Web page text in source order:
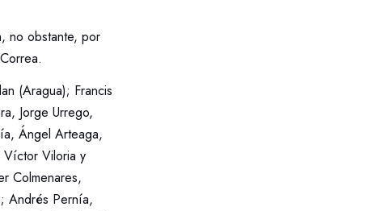
no obstante, por
(Aragua); Francis
Jorge Urrego,
Ángel Arteaga,
Víctor Viloria y
Colmenares,
Andrés Pernía,